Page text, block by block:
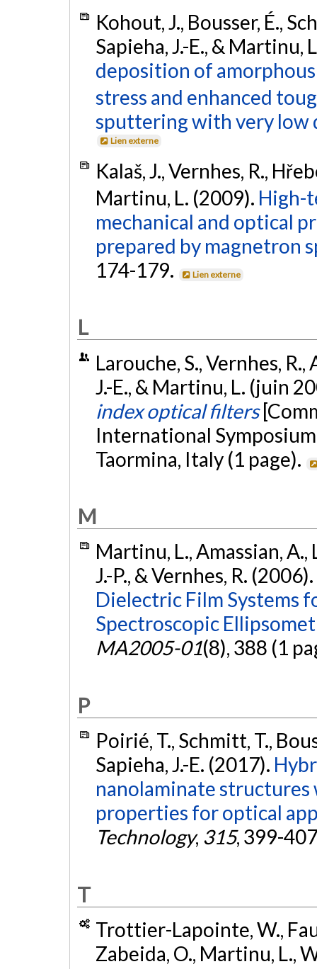
Kohout, J., Bousser, É.,
Sapieha, J.-E., & Martinu,
deposition of
stress and enhanced
sputtering with very low
Lien externe
Kalaš, J., Vernhes, R.,
Martinu, L. (2009). High-
mechanical and optical
prepared by magnetron
174-179.
Lien externe
L
Larouche, S., Vernhes, R.,
J.-E., & Martinu, L. (juin
index optical filters
International
Taormina, Italy (1 page).
M
Martinu, L., Amassian, A.,
J.-P., & Vernhes, R. (2006).
Dielectric Film Systems
Spectroscopic
MA2005-01(8), 388 (1
P
Poirié, T., Schmitt, T.,
Sapieha, J.-E. (2017).
nanolaminate
properties for optical
Technology, 315, 399-
T
Trottier-Lapointe, W.,
Zabeida, O., Martinu, L.,